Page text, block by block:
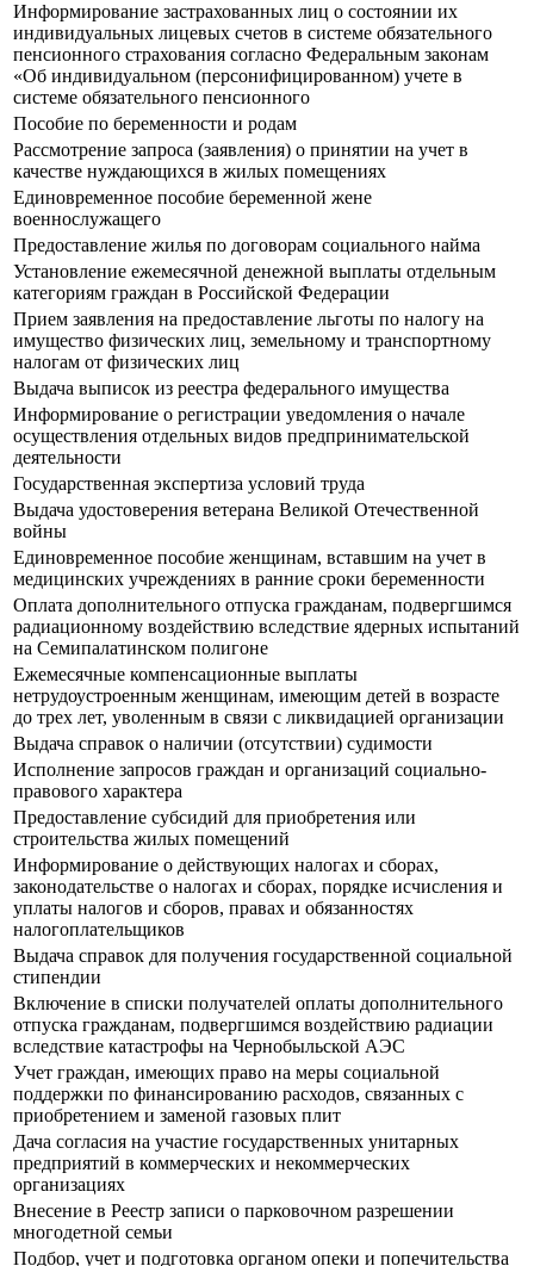
Информирование застрахованных лиц о состоянии их
индивидуальных лицевых счетов в системе обязательного
пенсионного страхования согласно Федеральным законам
«Об индивидуальном (персонифицированном) учете в
системе обязательного пенсионного
Пособие по беременности и родам
Рассмотрение запроса (заявления) о принятии на учет в
качестве нуждающихся в жилых помещениях
Единовременное пособие беременной жене
военнослужащего
Предоставление жилья по договорам социального найма
Установление ежемесячной денежной выплаты отдельным
категориям граждан в Российской Федерации
Прием заявления на предоставление льготы по налогу на
имущество физических лиц, земельному и транспортному
налогам от физических лиц
Выдача выписок из реестра федерального имущества
Информирование о регистрации уведомления о начале
осуществления отдельных видов предпринимательской
деятельности
Государственная экспертиза условий труда
Выдача удостоверения ветерана Великой Отечественной
войны
Единовременное пособие женщинам, вставшим на учет в
медицинских учреждениях в ранние сроки беременности
Оплата дополнительного отпуска гражданам, подвергшимся
радиационному воздействию вследствие ядерных испытаний
на Семипалатинском полигоне
Ежемесячные компенсационные выплаты
нетрудоустроенным женщинам, имеющим детей в возрасте
до трех лет, уволенным в связи с ликвидацией организации
Выдача справок о наличии (отсутствии) судимости
Исполнение запросов граждан и организаций социально-
правового характера
Предоставление субсидий для приобретения или
строительства жилых помещений
Информирование о действующих налогах и сборах,
законодательстве о налогах и сборах, порядке исчисления и
уплаты налогов и сборов, правах и обязанностях
налогоплательщиков
Выдача справок для получения государственной социальной
стипендии
Включение в списки получателей оплаты дополнительного
отпуска гражданам, подвергшимся воздействию радиации
вследствие катастрофы на Чернобыльской АЭС
Учет граждан, имеющих право на меры социальной
поддержки по финансированию расходов, связанных с
приобретением и заменой газовых плит
Дача согласия на участие государственных унитарных
предприятий в коммерческих и некоммерческих
организациях
Внесение в Реестр записи о парковочном разрешении
многодетной семьи
Подбор, учет и подготовка органом опеки и попечительства